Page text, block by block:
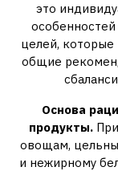
это
целей,
общие
Основа
продукты.
овощам,
и нежирному